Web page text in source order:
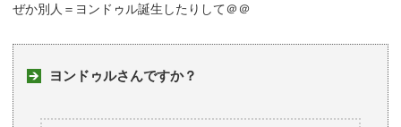
ぜか別人＝ヨンドゥル誕生したりして＠＠
ヨンドゥルさんですか？